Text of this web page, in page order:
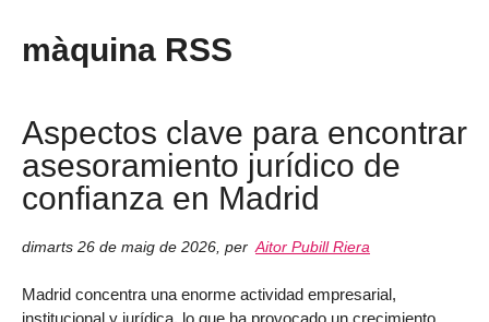
màquina RSS
Aspectos clave para encontrar
asesoramiento jurídico de
confianza en Madrid
dimarts 26 de maig de 2026 per Aitor Pubill Riera
Madrid concentra una enorme actividad empresarial,